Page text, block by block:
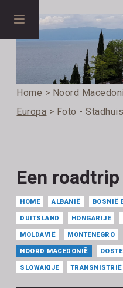
Home > Noord
Europa > Foto -
Een
HOME ALBANIË BOSNIË
DUITSLAND HONGARIJE
MOLDAVIË MONTENEGRO
NOORD MACEDONIË
SLOWAKIJE TRANSNISTRIË